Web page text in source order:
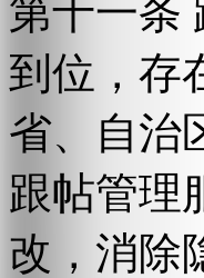
第十一条
到位，存
省、自治
跟帖管理
改，消除